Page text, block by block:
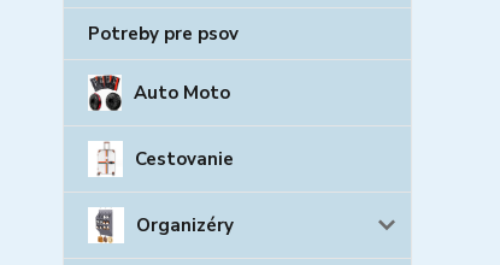
Potreby pre psov
Auto Moto
Cestovanie
Organizéry